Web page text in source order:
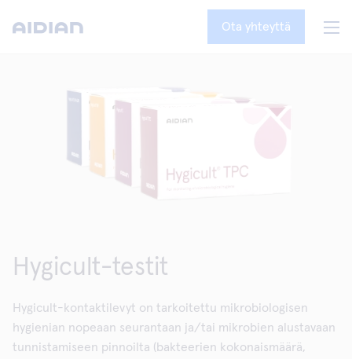
Ota yhteyttä
Hygicult-testit
Hygicult-kontaktilevyt on tarkoitettu mikrobiologisen
hygienian nopeaan seurantaan ja/tai mikrobien alustavaan
tunnistamiseen pinnoilta (bakteerien kokonaismäärä,